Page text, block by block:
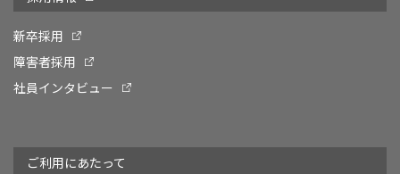
新卒採用
障害者採用
社員インタビュー
ご利用にあたって